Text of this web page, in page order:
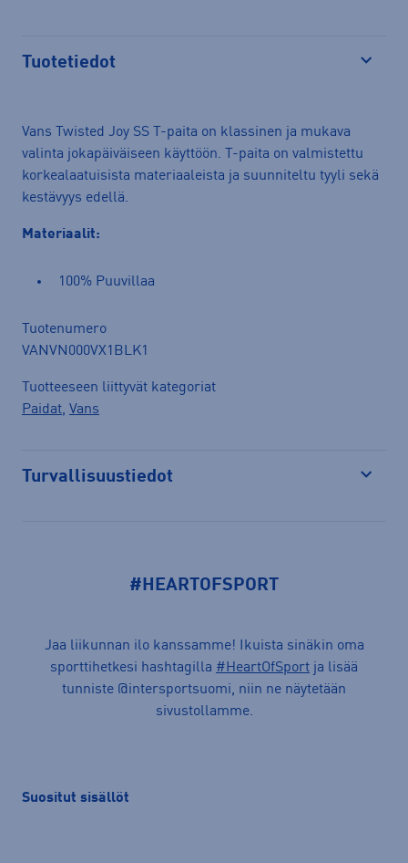
Tuotetiedot
Vans Twisted Joy SS T-paita on klassinen ja mukava
valinta jokapäiväiseen käyttöön. T-paita on valmistettu
korkealaatuisista materiaaleista ja suunniteltu tyyli sekä
kestävyys edellä.
Materiaalit:
100% Puuvillaa
Tuotenumero
VANVN000VX1BLK1
Tuotteeseen liittyvät kategoriat
Paidat, Vans
Turvallisuustiedot
#HEARTOFSPORT
Jaa liikunnan ilo kanssamme! Ikuista sinäkin oma
sporttihetkesi hashtagilla #HeartOfSport ja lisää
tunniste @intersportsuomi, niin ne näytetään
sivustollamme.
Suositut sisällöt